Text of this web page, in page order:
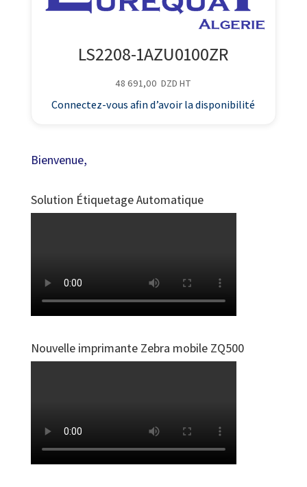
LS2208-1AZU0100ZR
48 691,00 DZD HT
Connectez-vous afin d’avoir la disponibilité
Bienvenue,
Solution Étiquetage Automatique
Nouvelle imprimante Zebra mobile ZQ500